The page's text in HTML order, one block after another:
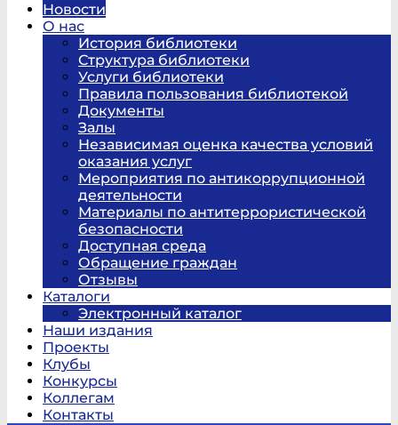
Новости
О нас
История библиотеки
Структура библиотеки
Услуги библиотеки
Правила пользования библиотекой
Документы
Залы
Независимая оценка качества условий
оказания услуг
Мероприятия по антикоррупционной
деятельности
Материалы по антитеррористической
безопасности
Доступная среда
Обращение граждан
Отзывы
Каталоги
Электронный каталог
Наши издания
Проекты
Клубы
Конкурсы
Коллегам
Контакты